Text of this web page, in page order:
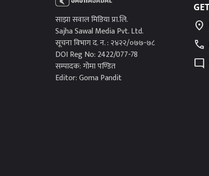
साझा सवाल मिडिया प्रा.लि.
Sajha Sawal Media Pvt. Ltd.
सूचना विभाग द. न. : २४२२/०७७-७८
DOI Reg No: 2422/077-78
सम्पादक: गोमा पण्डित
Editor: Goma Pandit
location_on
call
mode_comment